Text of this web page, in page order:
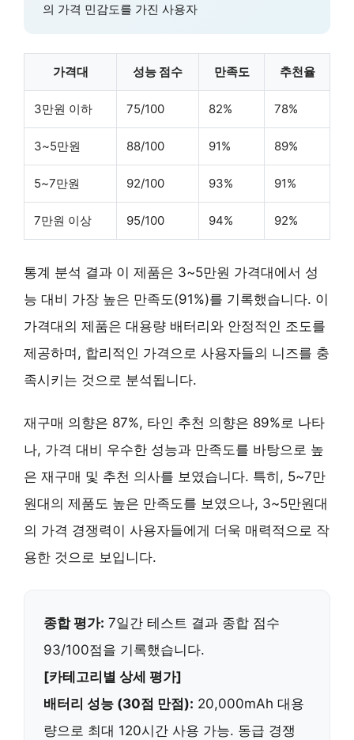
의 가격 민감도를 가진 사용자
가격대 성능 점수 만족도 추천율
3만원 이하 75/100 82% 78%
3~5만원 88/100 91% 89%
5~7만원 92/100 93% 91%
7만원 이상 95/100 94% 92%
통계 분석 결과 이 제품은 3~5만원 가격대에서 성
능 대비 가장 높은 만족도(91%)를 기록했습니다. 이
가격대의 제품은 대용량 배터리와 안정적인 조도를
제공하며, 합리적인 가격 으로 사용자들의 니즈를 충
족시키는 것으로 분석됩니다.
재구매 의향은 87%, 타인 추천 의향은 89%로 나타
나, 가격 대비 우수한 성능과 만족도를 바탕으로 높
은 재구매 및 추천 의사를 보였습니다. 특히, 5~7만
원대의 제품도 높은 만족도를 보였으나, 3~5만원대
의 가격 경쟁력이 사용자들에게 더욱 매력적으로 작
용한 것으로 보입니다.
종합 평가: 7일간 테스트 결과 종합 점수
93/100점을 기록했습니다.
[카테고리별 상세 평가]
배터리 성능 (30점 만점): 20,000mAh 대용
량으로 최대 120시간 사용 가능. 동급 경쟁